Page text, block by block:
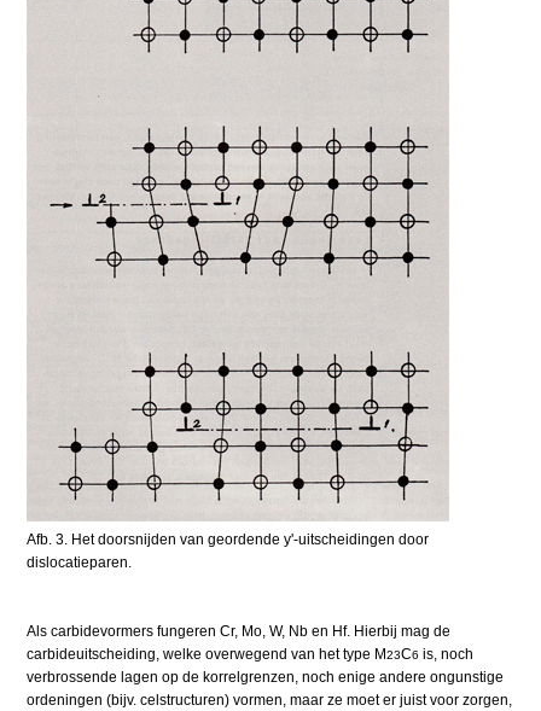
Afb. 3. Het doorsnijden van geordende y'-uitscheidingen door
dislocatieparen.
Als carbidevormers fungeren Cr, Mo, W, Nb en Hf. Hierbij mag de
carbideuitscheiding, welke overwegend van het type M23C6 is, noch
verbrossende lagen op de korrelgrenzen, noch enige andere ongunstige
ordeningen (bijv. celstructuren) vormen, maar ze moet er juist voor zorgen,